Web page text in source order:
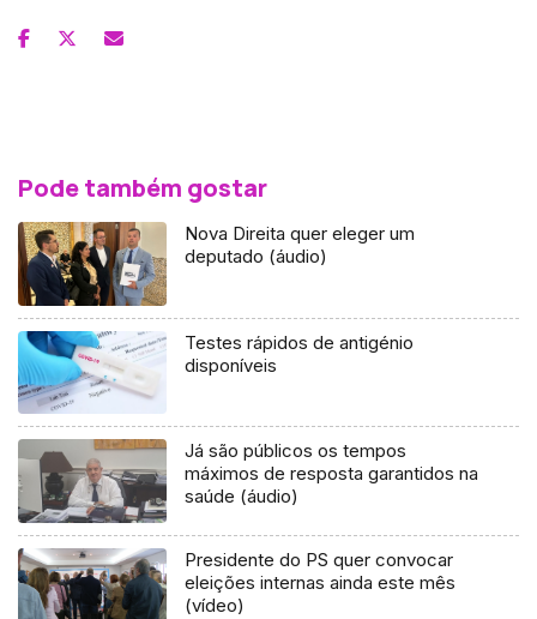
Pode também gostar
Nova Direita quer eleger um
deputado (áudio)
Testes rápidos de antigénio
disponíveis
Já são públicos os tempos
máximos de resposta garantidos na
saúde (áudio)
Presidente do PS quer convocar
eleições internas ainda este mês
(vídeo)